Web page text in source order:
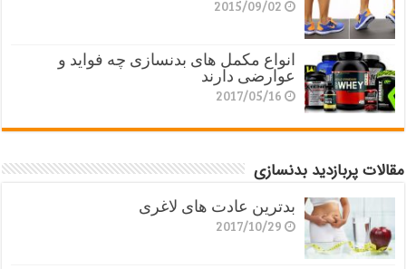
2015/09/02
انواع مکمل های بدنسازی چه فواید و
عوارضی دارند
2017/05/16
مقالات پربازدید بدنسازی
بدترین عادت های لاغری
2017/10/29